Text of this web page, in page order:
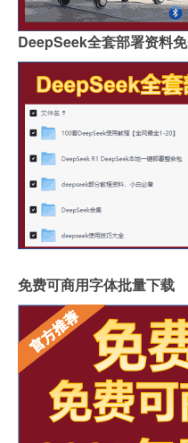
DeepSeek全套部署资料
免费可商用字体批量下载